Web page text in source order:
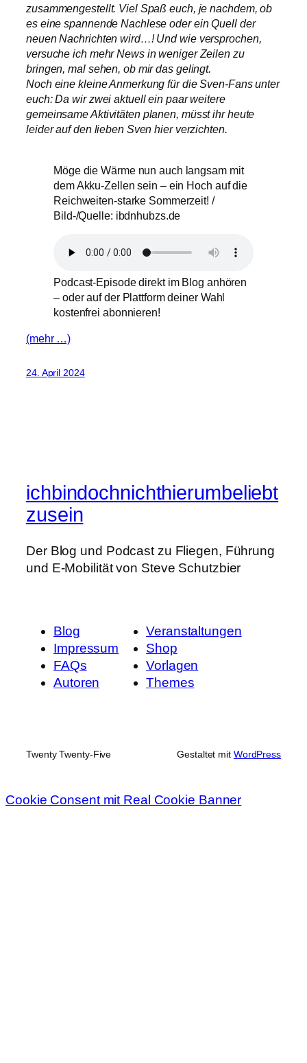
zusammengestellt. Viel Spaß euch, je nachdem, ob
es eine spannende Nachlese oder ein Quell der
neuen Nachrichten wird…! Und wie versprochen,
versuche ich mehr News in weniger Zeilen zu
bringen, mal sehen, ob mir das gelingt.
Noch eine kleine Anmerkung für die Sven-Fans unter
euch: Da wir zwei aktuell ein paar weitere
gemeinsame Aktivitäten planen, müsst ihr heute
leider auf den lieben Sven hier verzichten.
Möge die Wärme nun auch langsam mit
dem Akku-Zellen sein – ein Hoch auf die
Reichweiten-starke Sommerzeit! /
Bild-/Quelle: ibdnhubzs.de
Podcast-Episode direkt im Blog anhören
– oder auf der Plattform deiner Wahl
kostenfrei abonnieren!
(mehr …)
24. April 2024
ichbindochnichthierumbeliebt
zusein
Der Blog und Podcast zu Fliegen, Führung
und E-Mobilität von Steve Schutzbier
Blog
Impressum
FAQs
Autoren
Veranstaltungen
Shop
Vorlagen
Themes
Twenty Twenty-Five Gestaltet mit WordPress
Cookie Consent mit Real Cookie Banner